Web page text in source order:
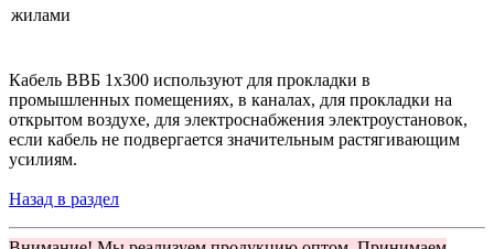
Кабель ВВБ 1х300 используют для прокладки в
промышленных помещениях, в каналах, для прокладки на
открытом воздухе, для электроснабжения электроустановок,
если кабель не подвергается значительным растягивающим
усилиям.
Назад в раздел